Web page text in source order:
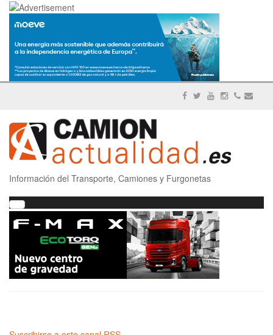
Información del Transporte, Camiones y Furgonetas